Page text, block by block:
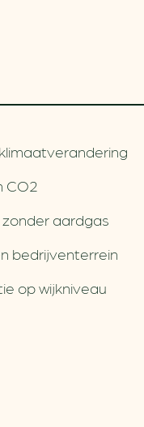
CO2
aardgas
bedrijventerrein
op wijkniveau